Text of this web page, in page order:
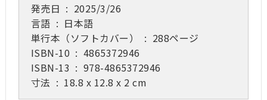
発売日 ‏ : ‎ 2025/3/26
言語 ‏ : ‎ 日本語
単行本（ソフトカバー） ‏ : ‎ 288ページ
ISBN-10 ‏ : ‎ 4865372946
ISBN-13 ‏ : ‎ 978-4865372946
寸法 ‏ : ‎ 18.8 x 12.8 x 2 cm